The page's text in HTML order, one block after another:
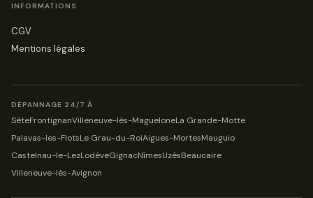
INFORMATIONS
CGV
Mentions légales
DÉPANNAGE 24/7 À
SèteFrontignanVilleneuve-lès-MagueloneLa Grande-Motte
Palavas-les-FlotsLe Grau-du-RoiAigues-MortesMauguio
Castelnau-le-LezLodèveGignacNîmesUzèsBeaucaire
Villeneuve-lès-Avignon